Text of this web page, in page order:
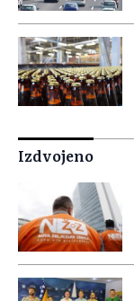
Izdvojeno